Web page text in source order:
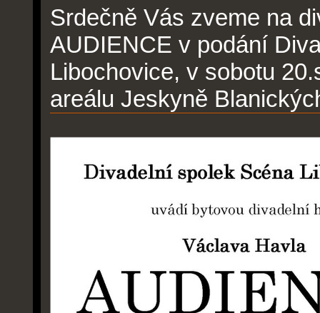
Srdečně Vás zveme na
AUDIENCE v podání
Libochovice, v sobotu
areálu Jeskyně